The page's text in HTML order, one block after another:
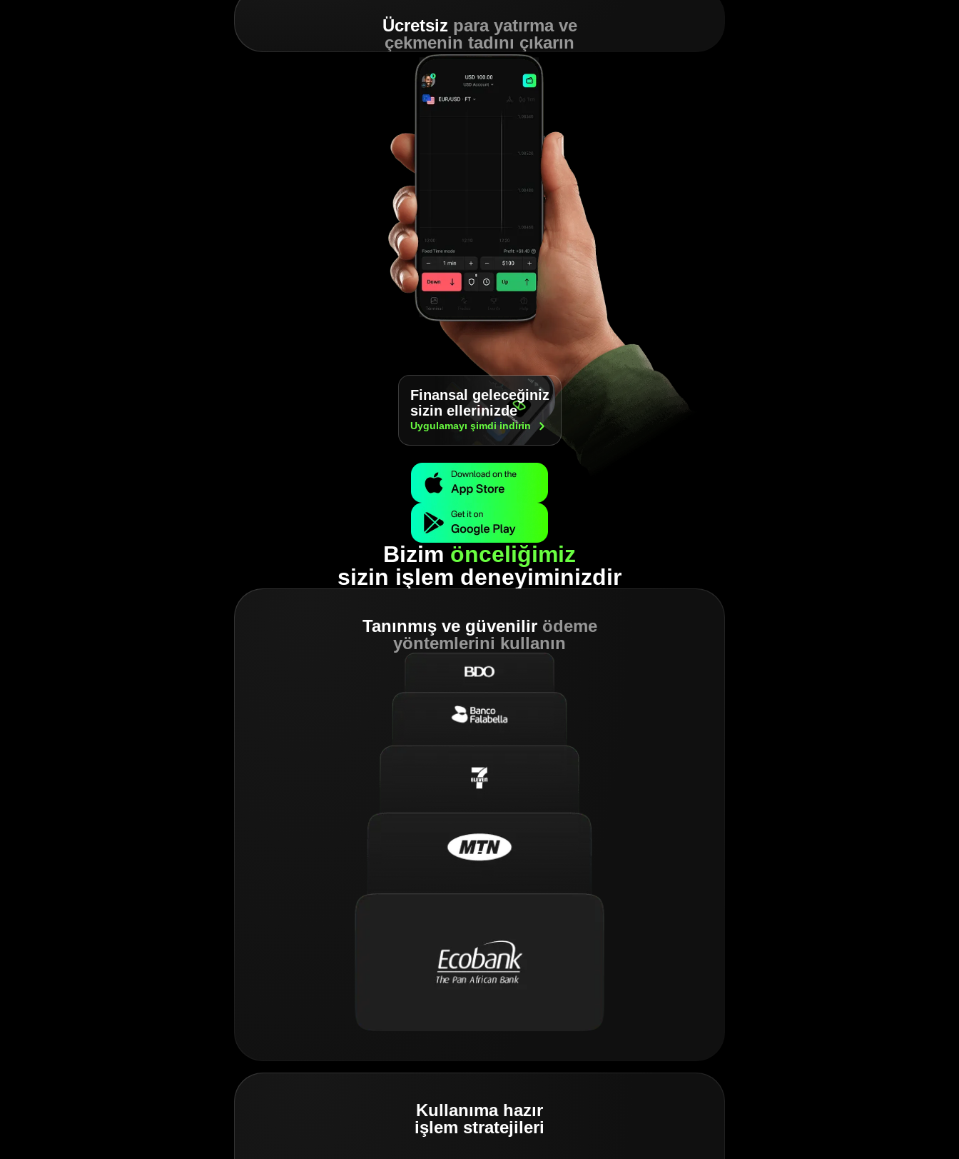
Ücretsizpara yatırma ve
çekmenin tadını çıkarın
Finansal geleceğiniz
sizin ellerinizde
Uygulamayı şimdiindirin
Bizim önceliğimiz
sizin işlem deneyiminizdir
Tanınmış ve güvenilir ödeme
yöntemlerini kullanın
Kullanıma hazır
işlem stratejileri